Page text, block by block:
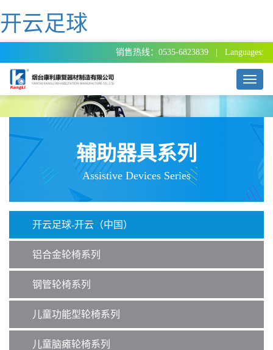
开云足球
销售热线：0535-6823839 | Languages:
T
o
g
i
g
i
辅助器具系列
Assistive Devices Series
开云足球-开云（中国）
铝合金轮椅系列
钢管轮椅系列
儿童功能型轮椅系列
儿童脑瘫轮椅系列